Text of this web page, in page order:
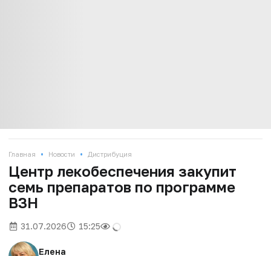
Главная • Новости • Дистрибуция
Центр лекобеспечения закупит
семь препаратов по программе
ВЗН
31.07.2026 15:25
Елена